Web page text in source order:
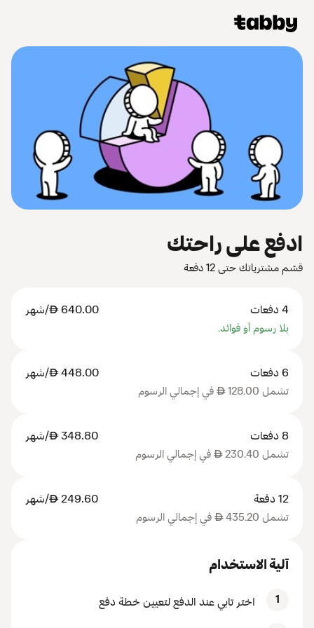
ادفع على راحتك
قسّم مشترياتك حتى 12 دفعة
4 دفعات 640.00
AED/شهر
بلا رسوم أو فوائد.
6 دفعات 448.00
AED/شهر
تشمل 128.00 AED في إجمالي الرسوم
8 دفعات 348.80
AED/شهر
تشمل 230.40 AED في إجمالي الرسوم
12 دفعة 249.60
AED/شهر
تشمل 435.20 AED في إجمالي الرسوم
آلية الاستخدام
1 اختر تابي عند الدفع لتعيين خطة دفع